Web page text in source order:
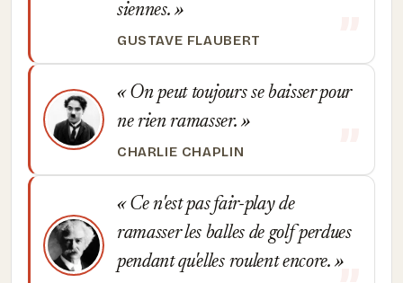
siennes.
GUSTAVE FLAUBERT
On peut toujours se baisser pour
ne rien ramasser.
CHARLIE CHAPLIN
Ce n'est pas fair-play de
ramasser les balles de golf perdues
pendant qu'elles roulent encore.